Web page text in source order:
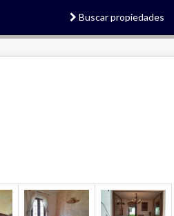
Buscar propiedades